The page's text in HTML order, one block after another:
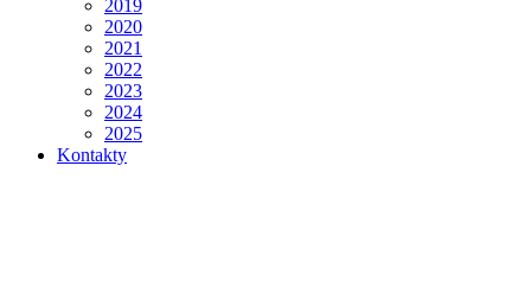
2019
2020
2021
2022
2023
2024
2025
Kontakty